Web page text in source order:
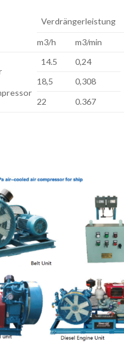
Verdrängerleistung
m3/h m3/min
14.5
0,24
18,5
0,308
22
0.367